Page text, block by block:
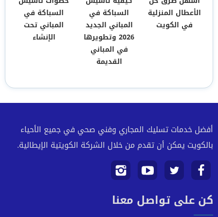
الأعطال المنزلية
في الكويت
السباكة في
المباني الجديد
2026 وتطويرها
في المباني
القديمة
السباكة في
المباني تحت
الإنشاء
أفضل خدمات تسليك المجاري وفني صحي في جميع الأحياء
بالكويت يمكن أن تقدم من خلال الشركة الكويتية الإيطالية.
تابعنا
على
تابعنا
على
تابعنا
على
تابعنا
علىكن على تواصل معنا